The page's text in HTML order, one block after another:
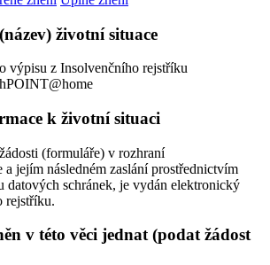
životní situace
výpisu z Insolvenčního rejstříku
k životní situaci
(formuláře) v rozhraní
jejím následném zaslání prostřednictvím
datových schránek, je vydán elektronický
rejstříku.
v této věci jednat (podat žádost